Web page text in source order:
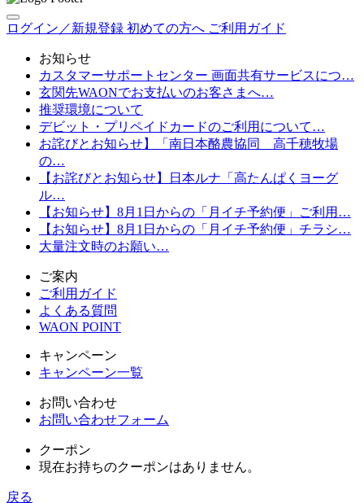
ログイン／新規登録 初めての方へ ご利用ガイド
お知らせ
カスタマーサポートセンター 画面共有サービスにつ…
玄関先WAONでお支払いのお客さまへ…
推奨環境について
デビット・プリペイドカードのご利用について…
お詫びとお知らせ】「南日本酪農協同 高千穂牧場
の…
【お詫びとお知らせ】日本ルナ「高たんぱくヨーグ
ル…
【お知らせ】8月1日からの「月イチ予約便」ご利用…
【お知らせ】8月1日からの「月イチ予約便」チラシ…
大量注文時のお願い…
ご案内
ご利用ガイド
よくある質問
WAON POINT
キャンペーン
キャンペーン一覧
お問い合わせ
お問い合わせフォーム
クーポン
現在お持ちのクーポンはありません。
戻る